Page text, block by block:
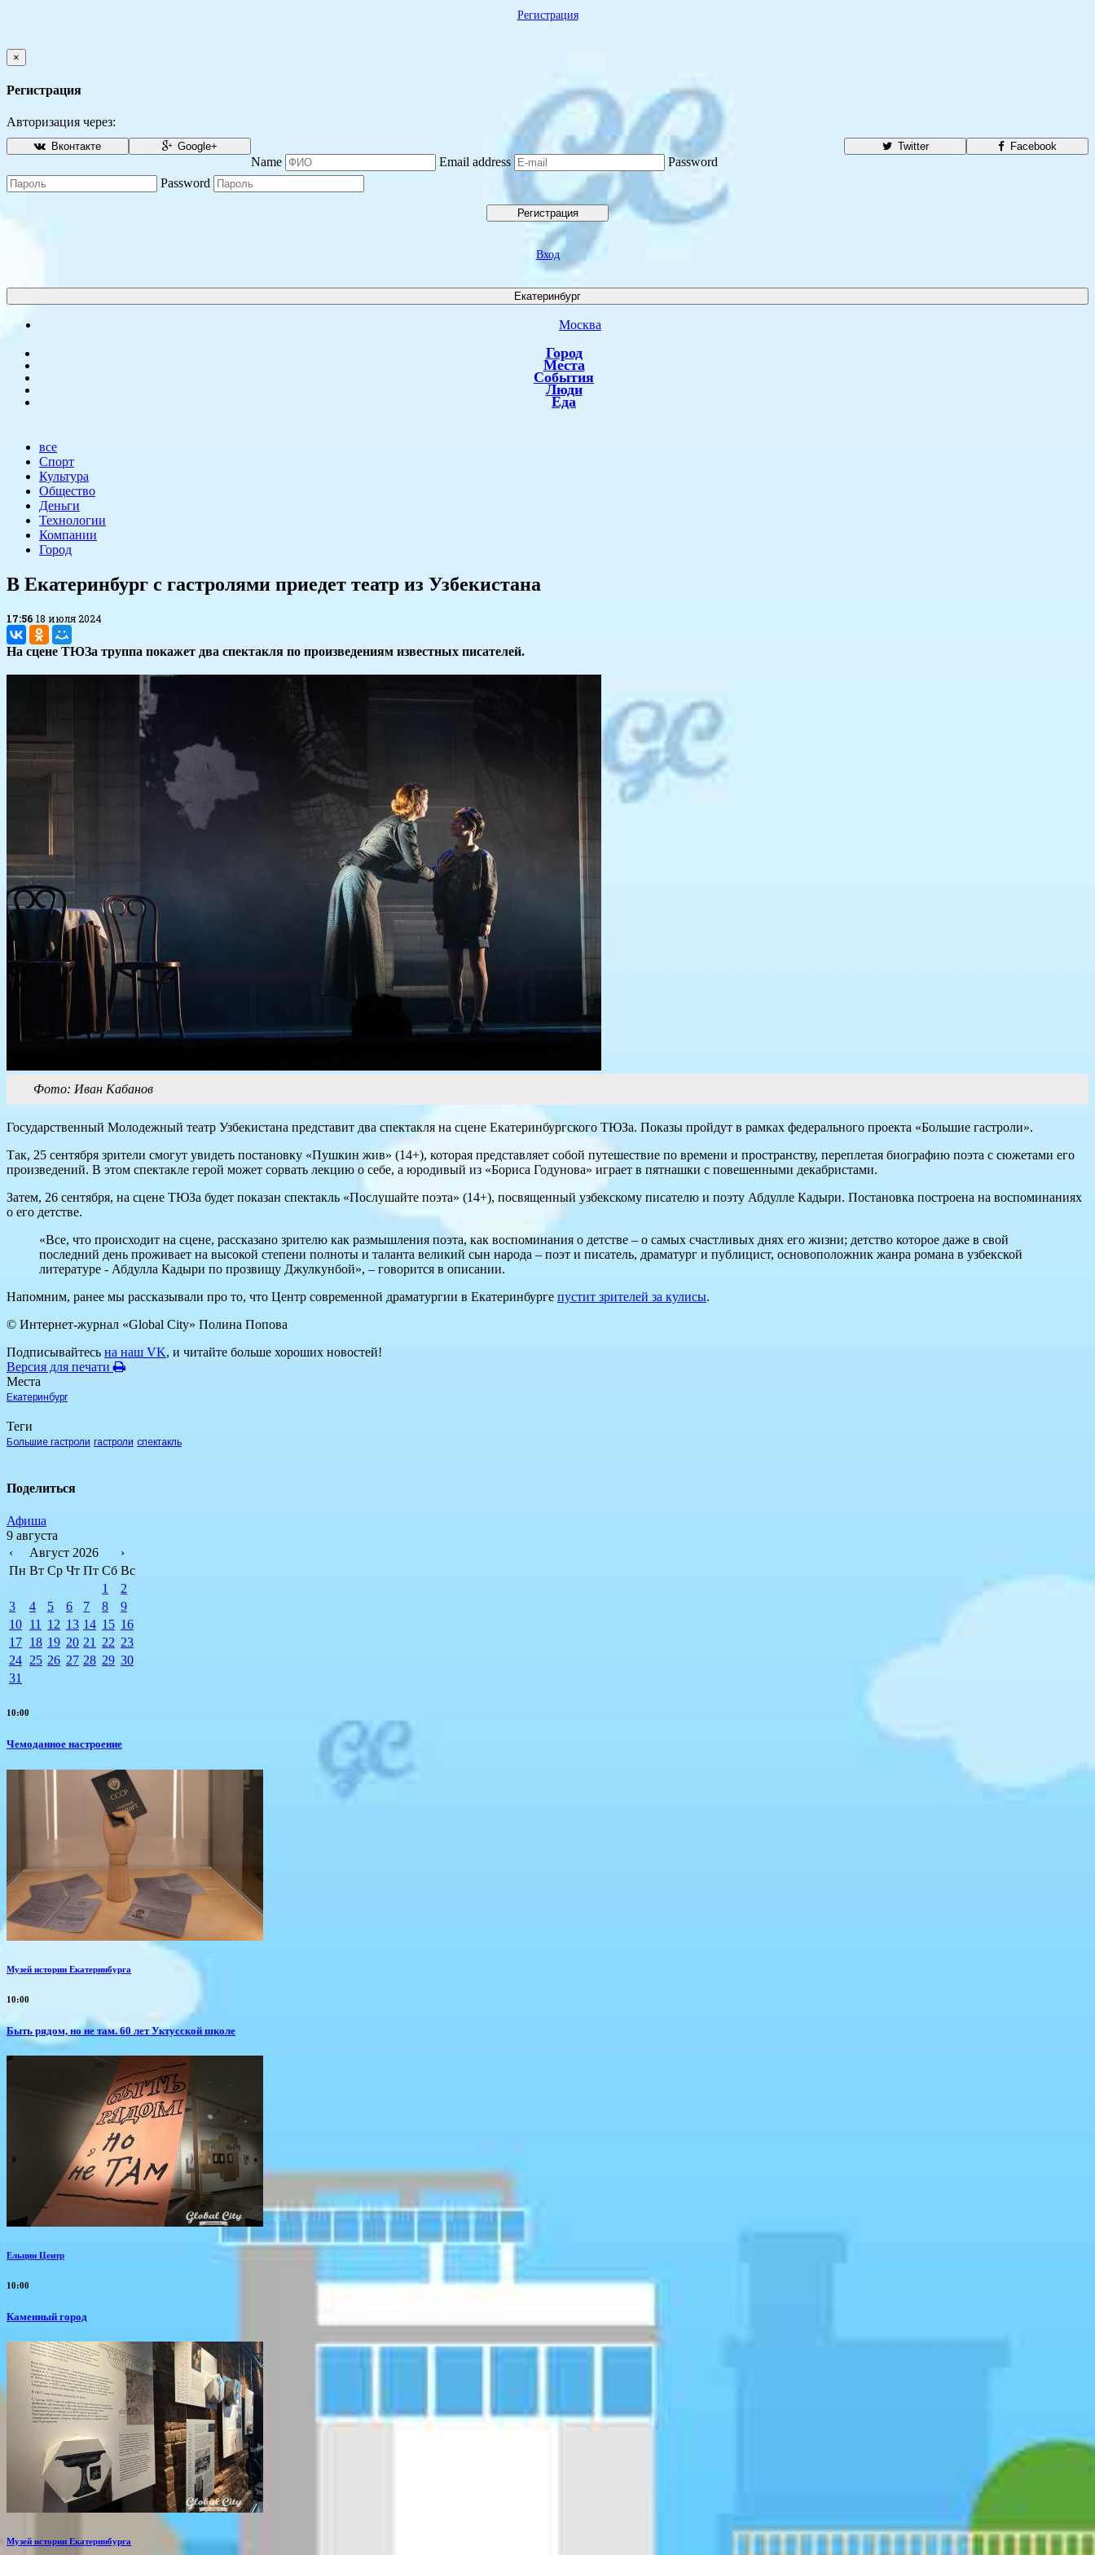
Регистрация
×
Регистрация
Авторизация через:
Facebook
Вконтакте Twitter
Google+
Name Email address
Password
Password
Регистрация
Вход
Екатеринбург
Москва
Город
Места
События
Люди
Еда
все
Спорт
Культура
Общество
Деньги
Технологии
Компании
Город
В Екатеринбург с гастролями приедет театр из Узбекистана
17:56 18 июля 2024
На сцене ТЮЗа труппа покажет два спектакля по произведениям известных писателей.
Фото: Иван Кабанов
Государственный Молодежный театр Узбекистана представит два спектакля на сцене Екатеринбургского ТЮЗа. Показы пройдут в рамках федерального проекта «Большие гастроли».
Так, 25 сентября зрители смогут увидеть постановку «Пушкин жив» (14+), которая представляет собой путешествие по времени и пространству, переплетая биографию поэта с сюжетами его
произведений. В этом спектакле герой может сорвать лекцию о себе, а юродивый из «Бориса Годунова» играет в пятнашки с повешенными декабристами.
Затем, 26 сентября, на сцене ТЮЗа будет показан спектакль «Послушайте поэта» (14+), посвященный узбекскому писателю и поэту Абдулле Кадыри. Постановка построена на воспоминаниях
о его детстве.
«Все, что происходит на сцене, рассказано зрителю как размышления поэта, как воспоминания о детстве – о самых счастливых днях его жизни; детство которое даже в свой
последний день проживает на высокой степени полноты и таланта великий сын народа – поэт и писатель, драматург и публицист, основоположник жанра романа в узбекской
литературе - Абдулла Кадыри по прозвищу Джулкунбой», – говорится в описании.
Напомним, ранее мы рассказывали про то, что Центр современной драматургии в Екатеринбурге пустит зрителей за кулисы.
© Интернет-журнал «Global City» Полина Попова
Подписывайтесь на наш VK, и читайте больше хороших новостей!
Версия для печати
Места
Екатеринбург
Теги
Большие гастроли гастроли спектакль
Поделиться
Афиша
9 августа
‹
Август 2026
›
Пн Вт Ср Чт Пт Сб Вс
1
2
3
4 5 6 7 8
9
10 11 12 13 14 15 16
17 18 19 20 21 22 23
24 25 26 27 28 29 30
31
10:00
Чемоданное настроение
Музей истории Екатеринбурга
10:00
Быть рядом, но не там. 60 лет Уктусской школе
Ельцин Центр
10:00
Каменный город
Музей истории Екатеринбурга